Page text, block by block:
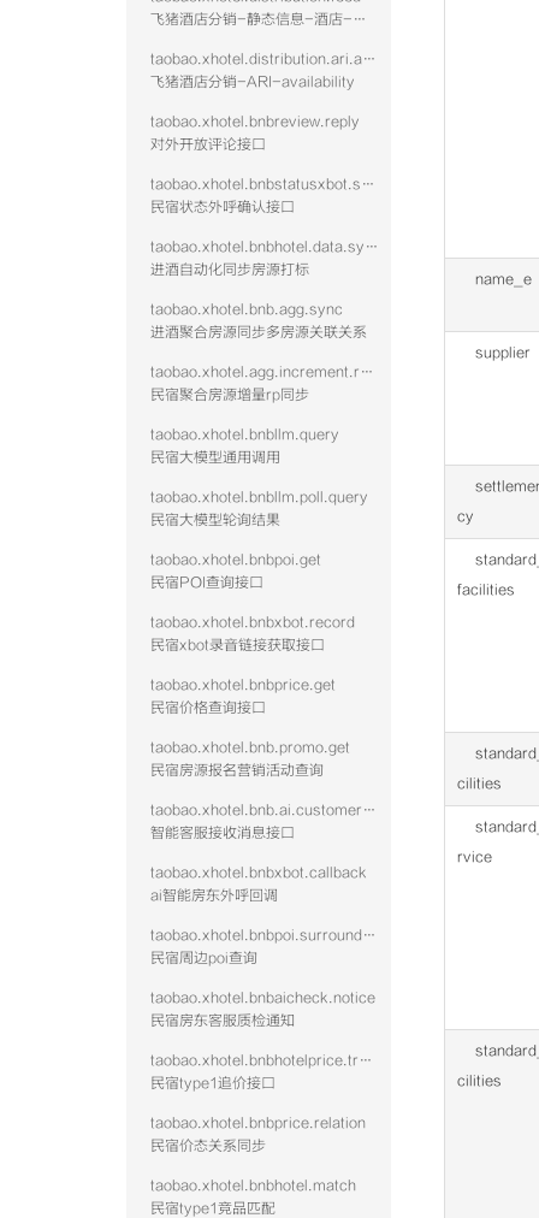
飞猪酒店分销-静态信息-酒店-查询
taobao.xhotel.distribution.ari.availability
飞猪酒店分销-ARI-availability
taobao.xhotel.bnbreview.reply
对外开放评论接口
taobao.xhotel.bnbstatusxbot.send
民宿状态外呼确认接口
taobao.xhotel.bnbhotel.data.sync
进酒自动化同步房源打标
taobao.xhotel.bnb.agg.sync
进酒聚合房源同步多房源关联关系
taobao.xhotel.agg.increment.rp.sync
民宿聚合房源增量rp同步
taobao.xhotel.bnbllm.query
民宿大模型通用调用
taobao.xhotel.bnbllm.poll.query
民宿大模型轮询结果
taobao.xhotel.bnbpoi.get
民宿POI查询接口
taobao.xhotel.bnbxbot.record
民宿xbot录音链接获取接口
taobao.xhotel.bnbprice.get
民宿价格查询接口
taobao.xhotel.bnb.promo.get
民宿房源报名营销活动查询
taobao.xhotel.bnb.ai.customer.message
智能客服接收消息接口
taobao.xhotel.bnbxbot.callback
ai智能房东外呼回调
taobao.xhotel.bnbpoi.surrounding
民宿周边poi查询
taobao.xhotel.bnbaicheck.notice
民宿房东客服质检通知
taobao.xhotel.bnbhotelprice.track
民宿type1追价接口
taobao.xhotel.bnbprice.relation
民宿价态关系同步
taobao.xhotel.bnbhotel.match
民宿type1竞品匹配
name_e
supplier
cy
facilities
cilities
rvice
cilities